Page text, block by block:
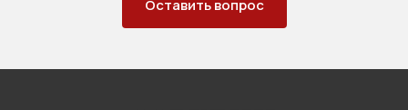
Оставить вопрос